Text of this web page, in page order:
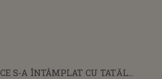
CE S-A ÎNTÂMPLAT CU TATĂL